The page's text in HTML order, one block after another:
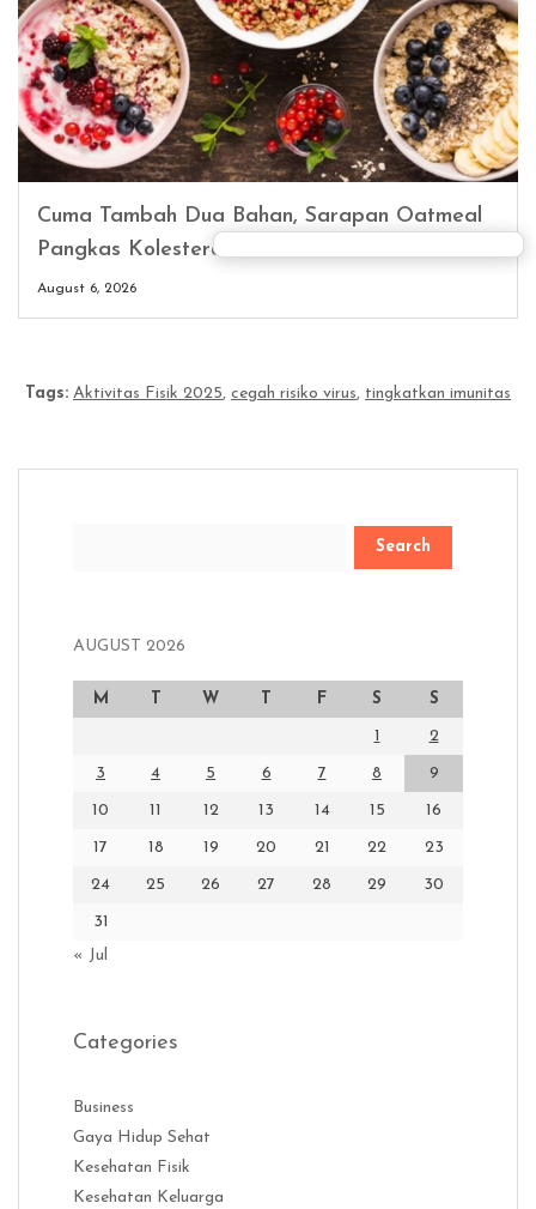
Cuma Tambah Dua Bahan, Sarapan Oatmeal
Pangkas Kolesterol
August 6, 2026
Tags: Aktivitas Fisik 2025, cegah risiko virus, tingkatkan imunitas
AUGUST 2026
M T W T F S S
1 2
3 4 5 6 7 8 9
10 11 12 13 14 15 16
17 18 19 20 21 22 23
24 25 26 27 28 29 30
31
« Jul
Categories
Business
Gaya Hidup Sehat
Kesehatan Fisik
Kesehatan Keluarga